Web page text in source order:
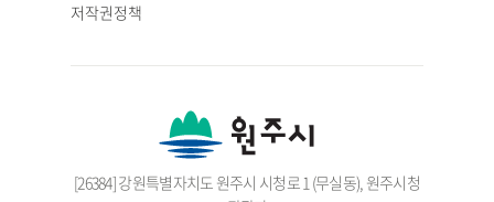
저작권정책
[26384] 강원특별자치도 원주시 시청로 1 (무실동), 원주시청